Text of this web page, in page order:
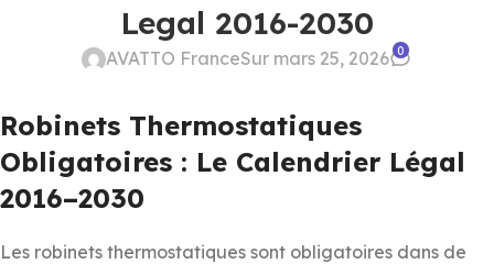
Legal 2016-2030
AVATTO FranceSur mars 25, 2026 0
Robinets Thermostatiques
Obligatoires : Le Calendrier Légal
2016–2030
Les robinets thermostatiques sont obligatoires dans de